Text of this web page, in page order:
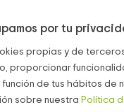
por tu
propias y de
proporcionar
de tus hábitos
sobre nuestra Política
ocasiones se puede
ambiente rústico, por
adquiere